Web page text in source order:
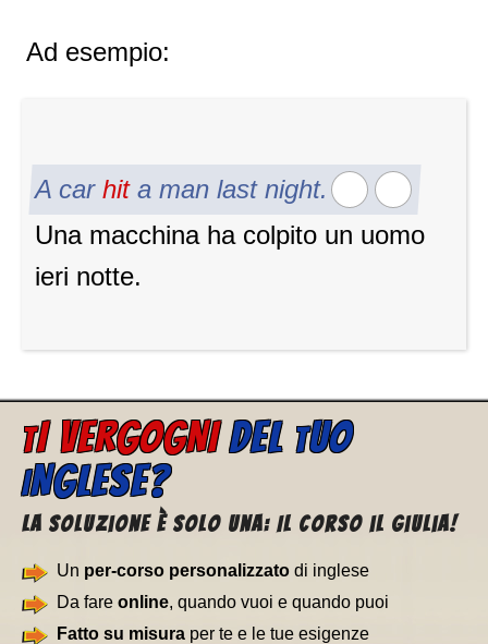
Ad esempio:
A car hita man last night.
Una macchina ha colpito un uomo
ieri notte.
TI VERGOGNIDEL TUO
INGLESE?
La soluzione è solo una: Il corso il Giulia!
Un per-corso personalizzato di inglese
Da fare online, quando vuoi e quando puoi
Fatto su misura per te e le tue esigenze